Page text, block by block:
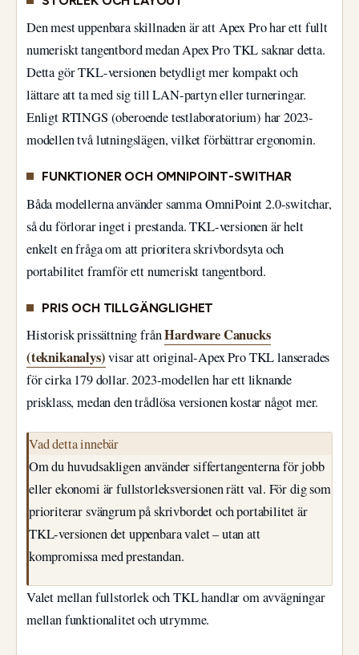
Den mest uppenbara skillnaden är att Apex Pro har ett fullt
numeriskt tangentbord medan Apex Pro TKL saknar detta.
Detta gör TKL-versionen betydligt mer kompakt och
lättare att ta med sig till LAN-partyn eller turneringar.
Enligt RTINGS (oberoende testlaboratorium) har 2023-
modellen två lutningslägen, vilket förbättrar ergonomin.
FUNKTIONER OCH OMNIPOINT-SWITHAR
Båda modellerna använder samma OmniPoint 2.0-switchar,
så du förlorar inget i prestanda. TKL-versionen är helt
enkelt en fråga om att prioritera skrivbordsyta och
portabilitet framför ett numeriskt tangentbord.
PRIS OCH TILLGÄNGLIGHET
Historisk prissättning frånHardware Canucks
(teknikanalys)visar att original-Apex Pro TKL lanserades
för cirka 179 dollar. 2023-modellen har ett liknande
prisklass, medan den trådlösa versionen kostar något mer.
Vad detta innebär
Om du huvudsakligen använder siffertangenterna för jobb
eller ekonomi är fullstorleksversionen rätt val. För dig som
prioriterar svängrum på skrivbordet och portabilitet är
TKL-versionen det uppenbara valet – utan att
kompromissa med prestandan.
Valet mellan fullstorlek och TKL handlar om avvägningar
mellan funktionalitet och utrymme.